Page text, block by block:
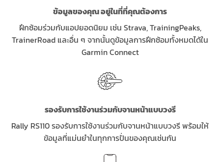
ข้อมูลของคุณ อยู่ในที่ที่คุณต้องการ
ฝึกซ้อมร่วมกับแอปยอดนิยม เช่น Strava, TrainingPeaks,
TrainerRoad และอื่น ๆ จากนั้นดูข้อมูลการฝึกซ้อมทั้งหมดได้ใน
Garmin Connect
รองรับการใช้งานร่วมกับจานหน้าแบบวงรี
Rally RS110 รองรับการใช้งานร่วมกับจานหน้าแบบวงรี พร้อมให้
ข้อมูลที่แม่นยำในทุกการปั่นของคุณเช่นกัน